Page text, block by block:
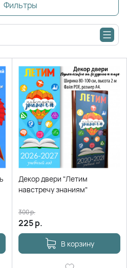
Фильтры
Декор двери "Летим
навстречу знаниям"
225р.
300р.
В корзину